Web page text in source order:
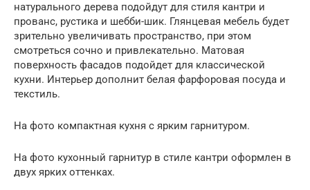
натурального дерева подойдут для стиля кантри и
прованс, рустика и шебби-шик. Глянцевая мебель будет
зрительно увеличивать пространство, при этом
смотреться сочно и привлекательно. Матовая
поверхность фасадов подойдет для классической
кухни. Интерьер дополнит белая фарфоровая посуда и
текстиль.
На фото компактная кухня с ярким гарнитуром.
На фото кухонный гарнитур в стиле кантри оформлен в
двух ярких оттенках.